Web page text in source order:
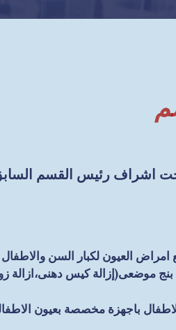
العيون لكبار السن
موضعى(إزالة كيس دهنى،ازالة
باجهزة مخصصة بعيون